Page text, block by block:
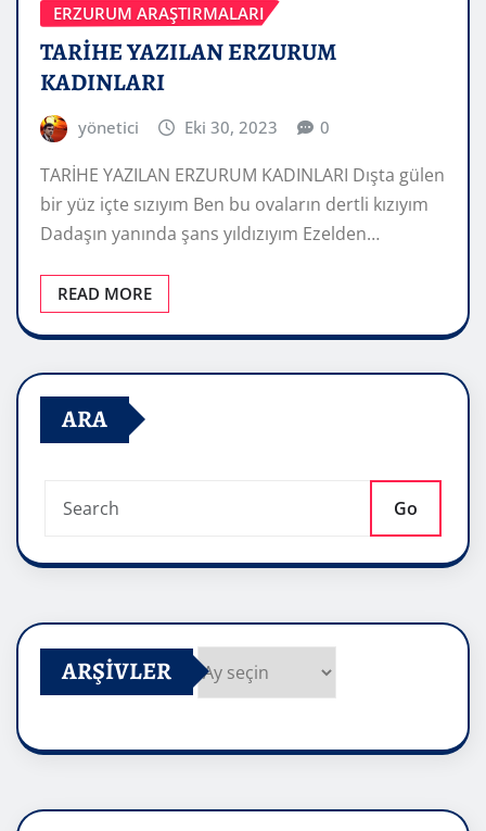
ERZURUM ARAŞTIRMALARI
TARİHE YAZILAN ERZURUM
KADINLARI
yönetici Eki 30, 2023 0
TARİHE YAZILAN ERZURUM KADINLARI Dışta gülen
bir yüz içte sızıyım Ben bu ovaların dertli kızıyım
Dadaşın yanında şans yıldızıyım Ezelden…
READ MORE
ARA
Go
ARŞIVLER